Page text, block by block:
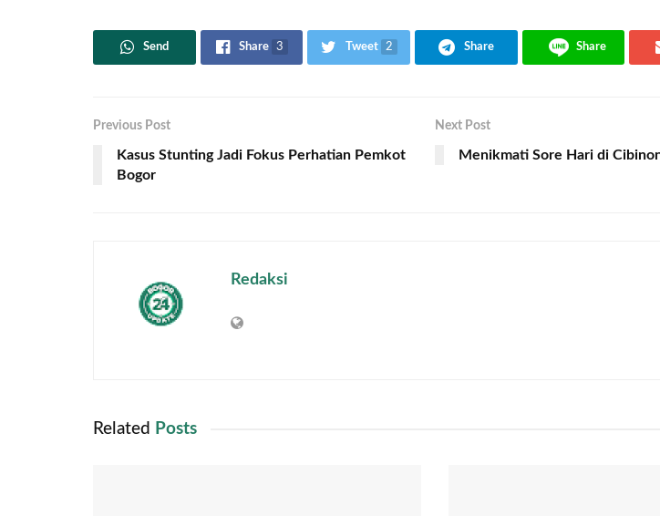
Send Share 3 Tweet 2 Share Share
Previous Post
Kasus Stunting Jadi Fokus Perhatian Pemkot
Bogor
Next Post
Menikmati Sore Hari di
Redaksi
Related Posts